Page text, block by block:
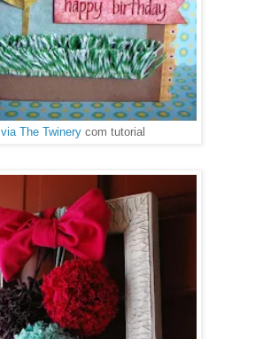
via The Twinerycom tutorial